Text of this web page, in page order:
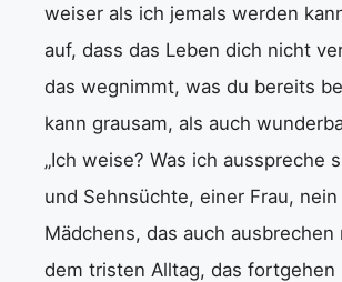
weiser als ich jemals werden
auf, dass das Leben dich nicht
das wegnimmt, was du bereits
kann grausam, als auch
„Ich weise? Was ich ausspreche
und Sehnsüchte, einer Frau, nein
Mädchens, das auch ausbrechen
dem tristen Alltag, das fortgehen